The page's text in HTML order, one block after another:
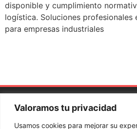
Valoramos tu privacidad
Usamos cookies para mejorar su
disponible y cumplimiento
logística. Soluciones profesionales
para empresas industriales